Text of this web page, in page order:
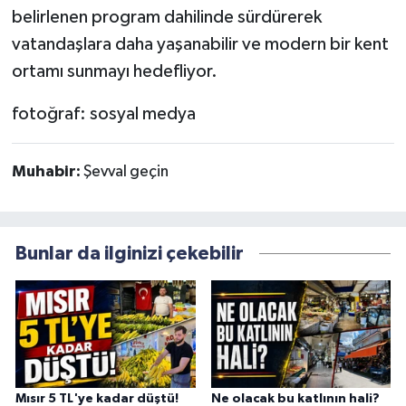
belirlenen program dahilinde sürdürerek
vatandaşlara daha yaşanabilir ve modern bir kent
ortamı sunmayı hedefliyor.
fotoğraf: sosyal medya
Muhabir: Şevval geçin
Bunlar da ilginizi çekebilir
Mısır 5 TL'ye kadar düştü! Ne olacak bu katlının hali?